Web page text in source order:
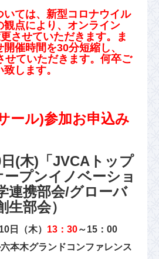
ては、新型コロナウイル
観点により、オンライン
させていただきます。ま
催時間を30分短縮し、
せていただきます。何卒ご
します。
ール)参加お申込み
(木)「JVCAトップ
ープンイノベーショ
連携部会/グローバ
部会）
日（木） 13：30～15：00
本木グランドコンファレンス